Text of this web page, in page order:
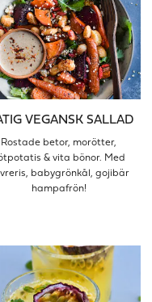
VEGANSK SALLAD
Rostade betor, morötter,
& vita bönor. Med
babygrönkål, gojibär
hampafrön!